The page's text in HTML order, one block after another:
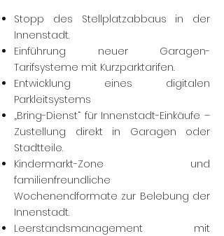
Stopp des Stellplatzabbaus in der
Innenstadt.
Einführung neuer Garagen-
Tarifsysteme mit Kurzparktarifen.
Entwicklung eines digitalen
Parkleitsystems
„Bring-Dienst“ für Innenstadt-Einkäufe –
Zustellung direkt in Garagen oder
Stadtteile.
Kindermarkt-Zone und
familienfreundliche
Wochenendformate zur Belebung der
Innenstadt.
Leerstandsmanagement mit